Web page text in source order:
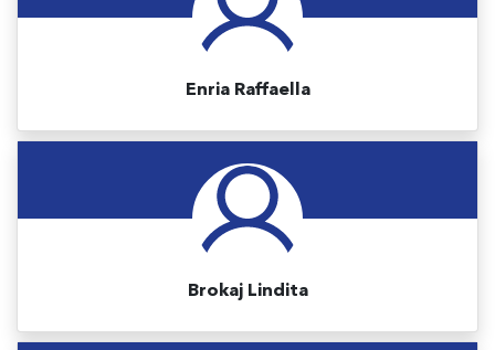
Enria Raffaella
Brokaj Lindita